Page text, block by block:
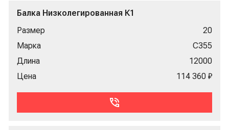
Балка Низколегированная К1
Размер
20
Марка
С355
Длина
12000
Цена
114 360 ₽